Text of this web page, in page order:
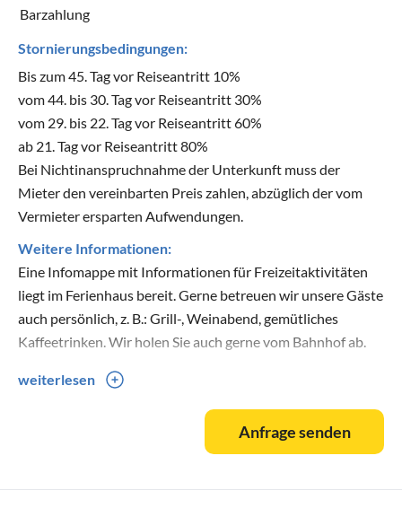
Barzahlung
Stornierungsbedingungen:
Bis zum 45. Tag vor Reiseantritt 10%
vom 44. bis 30. Tag vor Reiseantritt 30%
vom 29. bis 22. Tag vor Reiseantritt 60%
ab 21. Tag vor Reiseantritt 80%
Bei Nichtinanspruchnahme der Unterkunft muss der
Mieter den vereinbarten Preis zahlen, abzüglich der vom
Vermieter ersparten Aufwendungen.
Weitere Informationen:
Eine Infomappe mit Informationen für Freizeitaktivitäten
liegt im Ferienhaus bereit. Gerne betreuen wir unsere Gäste
auch persönlich, z. B.: Grill-, Weinabend, gemütliches
Kaffeetrinken. Wir holen Sie auch gerne vom Bahnhof ab.
Waschmaschine zur Mitnutzung.
Eine Sauna befindet sich in einem extra Gebäude und nicht
in der Unterkunft und kann gegen Gebühr genutzt werden.
weiterlesen
Anfrage senden